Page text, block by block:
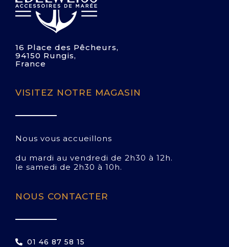
16 Place des Pêcheurs,
94150 Rungis,
France
VISITEZ NOTRE MAGASIN
Nous vous accueillons
du mardi au vendredi de 2h30 à 12h.
le samedi de 2h30 à 10h.
NOUS CONTACTER
01 46 87 58 15